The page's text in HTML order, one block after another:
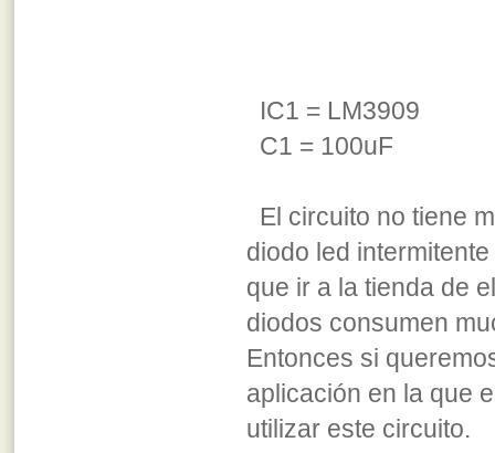
IC1 = LM3909
C1 = 100uF
El circuito no tiene
diodo led
que ir a la tienda de
diodos consumen
Entonces si
aplicación en la que
utilizar este circuito.